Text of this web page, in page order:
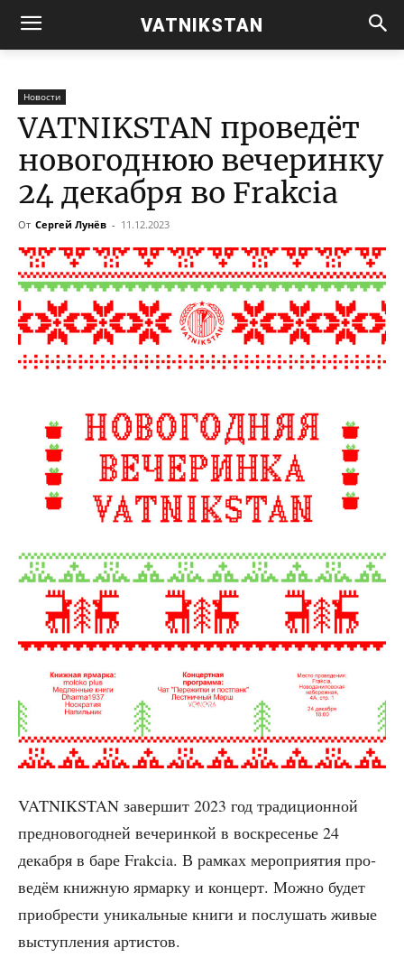
VATNIKSTAN
Новости
VATNIKSTAN проведёт
новогоднюю вечеринку
24 декабря во Frakcia
От Сергей Лунёв - 11.12.2023
VATNIKSTAN завер­шит 2023 год тра­ди­ци­он­ной
пред­но­во­год­ней вече­рин­кой в вос­кре­се­нье 24
декаб­ря в баре Frakcia. В рам­ках меро­при­я­тия про­
ве­дём книж­ную ярмар­ку и кон­церт. Мож­но будет
при­об­ре­сти уни­каль­ные кни­ги и послу­шать живые
выступ­ле­ния артистов.